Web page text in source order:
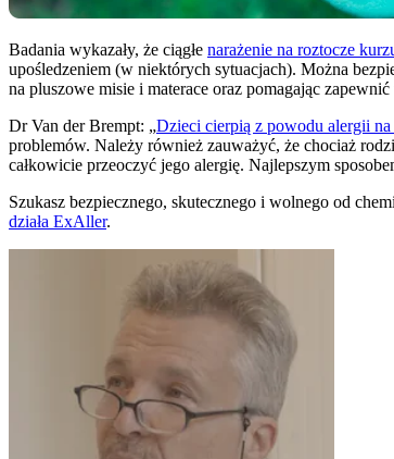
Badania wykazały, że ciągłe narażenie na roztocze
upośledzeniem (w niektórych sytuacjach). Można
na pluszowe misie i materace oraz pomagając
Dr Van der Brempt: „Dzieci cierpią z powodu alergii
problemów. Należy również zauważyć, że chociaż
całkowicie przeoczyć jego alergię. Najlepszym
Szukasz bezpiecznego, skutecznego i wolnego od
działa ExAller.